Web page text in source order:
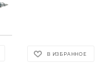
В ИЗБРАННОЕ